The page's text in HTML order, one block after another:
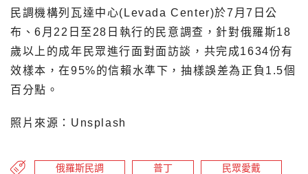
民調機構列瓦達中心(Levada Center)於7月7日公
布、6月22日至28日執行的民意調查，針對俄羅斯18
歲以上的成年民眾進行面對面訪談，共完成1634份有
效樣本，在95%的信賴水準下，抽樣誤差為正負1.5個
百分點。
照片來源：Unsplash
俄羅斯民調 普丁 民眾愛戴